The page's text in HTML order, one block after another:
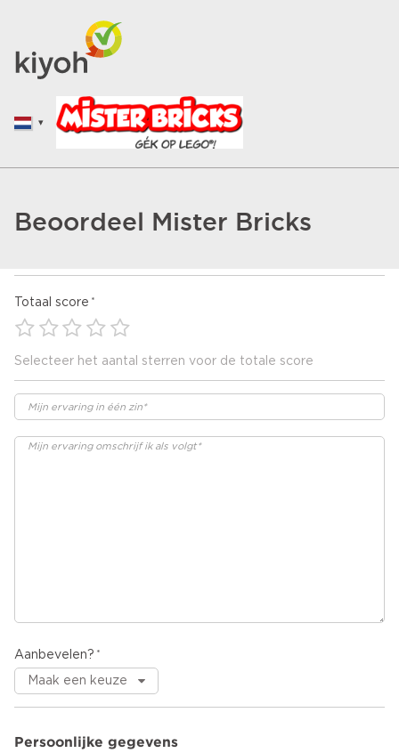
Beoordeel Mister Bricks
Totaal score
Selecteer het aantal sterren voor de totale score
Aanbevelen?
Persoonlijke gegevens